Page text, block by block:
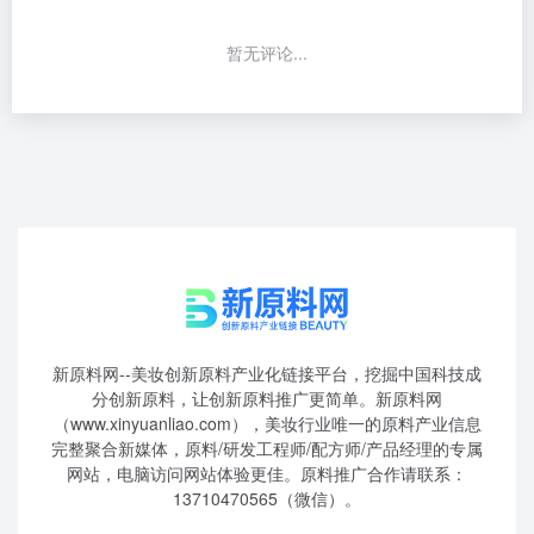
暂无评论...
新原料网--美妆创新原料产业化链接平台，挖掘中国科技成
分创新原料，让创新原料推广更简单。新原料网
（www.xinyuanliao.com），美妆行业唯一的原料产业信息
完整聚合新媒体，原料/研发工程师/配方师/产品经理的专属
网站，电脑访问网站体验更佳。原料推广合作请联系：
13710470565（微信）。